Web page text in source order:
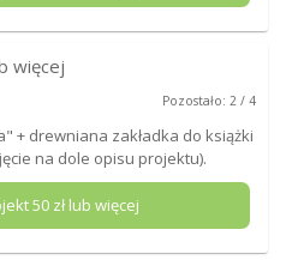
więcej
Pozostało: 2 / 4
+ drewniana zakładka do książki
na dole opisu projektu).
50 zł lub więcej